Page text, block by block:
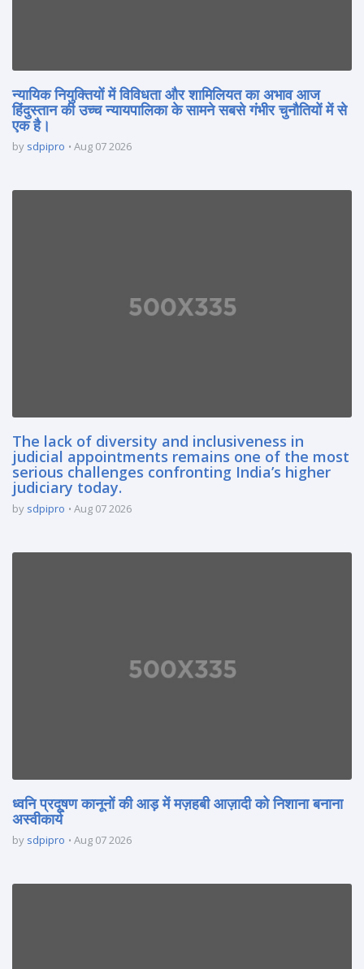
न्यायिक नियुक्तियों में विविधता और शामिलियत का अभाव आज
हिंदुस्तान की उच्च न्यायपालिका के सामने सबसे गंभीर चुनौतियों में से
एक है।
by sdpipro Aug 07 2026
The lack of diversity and inclusiveness in
judicial appointments remains one of the most
serious challenges confronting India’s higher
judiciary today.
by sdpipro Aug 07 2026
ध्वनि प्रदूषण कानूनों की आड़ में मज़हबी आज़ादी को निशाना बनाना
अस्वीकार्य
by sdpipro Aug 07 2026